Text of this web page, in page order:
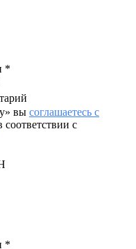
*
вы соглашаетесь с
соответствии с
*